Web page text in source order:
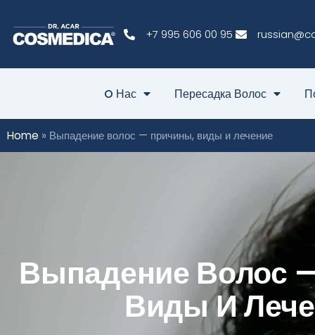
+7 995 606 00 95
O Нас Пересадка Волос
Home » Выпадение волос — причины, виды и лечение
Выпадение Волос
Виды И